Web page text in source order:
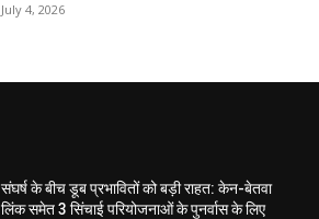
July 4, 2026
संघर्ष के बीच डूब प्रभावितों को बड़ी राहत: केन-बेतवा
लिंक समेत 3 सिंचाई परियोजनाओं के पुनर्वास के लिए